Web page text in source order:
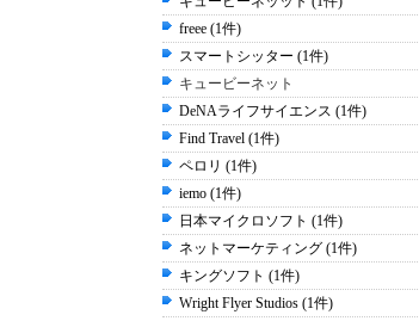
freee (1件)
スマートシッター (1件)
キュービーネット
DeNAライフサイエンス (1件)
Find Travel (1件)
ペロリ (1件)
iemo (1件)
日本マイクロソフト (1件)
ネットマーケティング (1件)
キングソフト (1件)
Wright Flyer Studios (1件)